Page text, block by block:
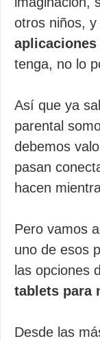
otros niños,
tenga, no lo
Así que ya
parental
debemos
pasan
hacen
Pero vamos
uno de esos
las opciones
tablets para
Desde las